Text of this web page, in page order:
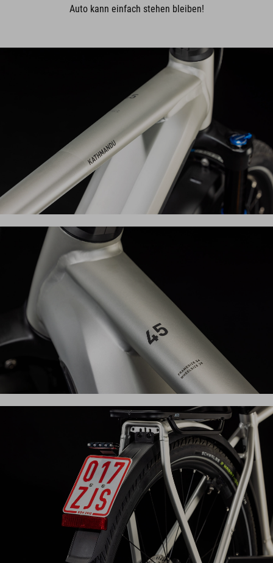
Auto kann einfach stehen bleiben!